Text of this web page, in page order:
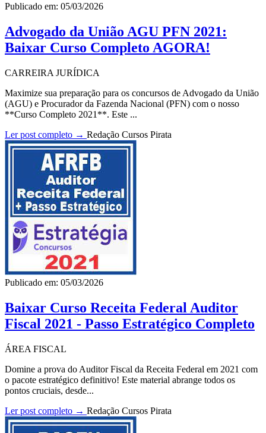
Publicado em: 05/03/2026
Advogado da União AGU PFN 2021:
Baixar Curso Completo AGORA!
CARREIRA JURÍDICA
Maximize sua preparação para os concursos de Advogado da União
(AGU) e Procurador da Fazenda Nacional (PFN) com o nosso
**Curso Completo 2021**. Este ...
Ler post completo → Redação Cursos Pirata
Publicado em: 05/03/2026
Baixar Curso Receita Federal Auditor
Fiscal 2021 - Passo Estratégico Completo
ÁREA FISCAL
Domine a prova do Auditor Fiscal da Receita Federal em 2021 com
o pacote estratégico definitivo! Este material abrange todos os
pontos cruciais, desde...
Ler post completo → Redação Cursos Pirata